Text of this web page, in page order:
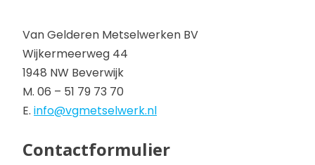
Van Gelderen Metselwerken BV
Wijkermeerweg 44
1948 NW Beverwijk
M. 06 – 51 79 73 70
E. info@vgmetselwerk.nl
Contactformulier